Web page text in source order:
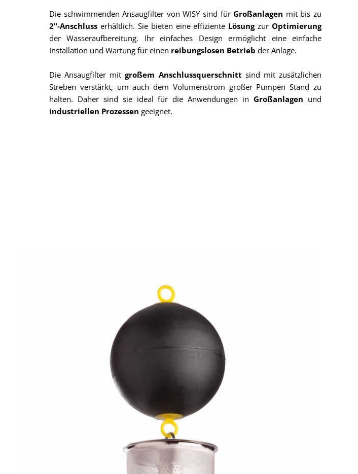
Die schwimmenden Ansaugfilter von WISY sind fürGroßanlagen mit bis zu
2"-Anschluss erhältlich. Sie bieten eine effiziente Lösungzur Optimierung
der Wasseraufbereitung. Ihr einfaches Design ermöglicht eine einfache
Installation und Wartung für einen reibungslosen Betrieb der Anlage.
Die Ansaugfilter mitgroßem Anschlussquerschnitt sind mit zusätzlichen
Streben verstärkt, um auch dem Volumenstrom großer Pumpen Stand zu
halten. Daher sind sie ideal für die Anwendungen inGroßanlagen und
industriellen Prozessen geeignet.